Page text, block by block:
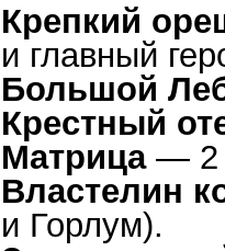
Крепкий
и главный
Большой
Крестный
Матрица— 2
Властелин
и Горлум).